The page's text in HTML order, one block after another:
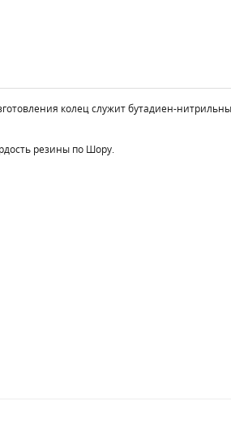
колец служит бутадиен-
резины по Шору.